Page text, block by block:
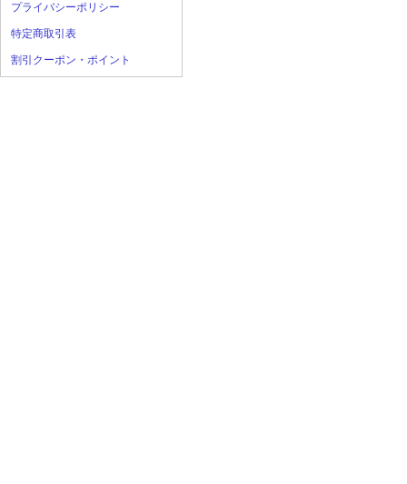
プライバシーポリシー
特定商取引表
割引クーポン・ポイント